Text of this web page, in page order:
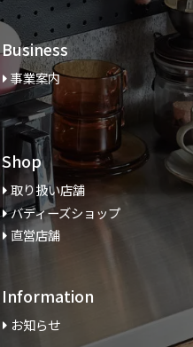
Business
事業案内
Shop
取り扱い店舗
バディーズショップ
直営店舗
Information
お知らせ